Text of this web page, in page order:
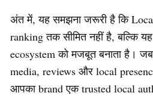
अंत में, यह समझना जरूरी है कि
ranking तक सीमित नहीं है, बल्कि
ecosystem को मजबूत बनाता है।
media, reviews और local
आपका brand एक trusted local